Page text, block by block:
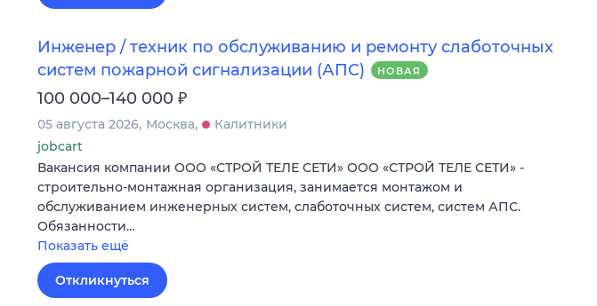
Инженер / техник по обслуживанию и ремонту слаботочных
систем пожарной сигнализации (АПС)
НОВАЯ
100 000–140 000 ₽
05 августа 2026 Москва
Калитники
jobcart
Вакансия компании ООО «СТРОЙ ТЕЛЕ СЕТИ» ООО «СТРОЙ ТЕЛЕ СЕТИ» -
строительно-монтажная организация, занимается монтажом и
обслуживанием инженерных систем, слаботочных систем, систем АПС.
Обязанности…
Показать ещё
Откликнуться